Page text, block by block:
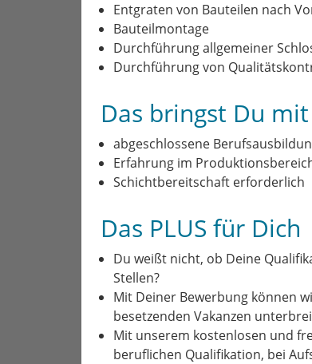
Entgraten von Bauteilen nach
Bauteilmontage
Durchführung allgemeiner
Durchführung von
Das bringst Du mit
abgeschlossene
Erfahrung im
Schichtbereitschaft erforderlich
Das PLUS für Dich
Du weißt nicht, ob Deine
Stellen?
Mit Deiner Bewerbung können
besetzenden Vakanzen
Mit unserem kostenlosen und
beruflichen Qualifikation, bei